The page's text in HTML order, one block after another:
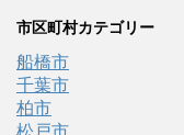
市区町村カテゴリー
船橋市
千葉市
柏市
松戸市